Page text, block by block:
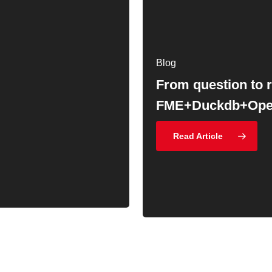
Blog
From question to
Read Article
Blog
DOCX-tiedoston
kääntäminen
Ollamalla,
Blog
DuckDB ja FME :